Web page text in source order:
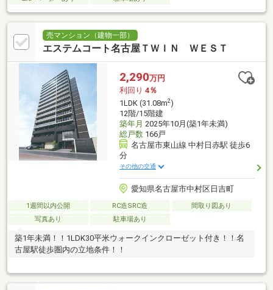
売マンション（建物一部）
エステムコート名古屋ＴＷＩＮ ＷＥＳＴ
2,290万円
利回り 4％
1LDK (31.08m2)
12階/15階建
築年月 2025年10月(築1年未満)
総戸数166戸
名古屋市東山線 中村日赤駅 徒歩6
分
その他の交通
愛知県名古屋市中村区日吉町
1週間以内公開 RC造SRC造
間取り図あり
写真あり
駐車場あり
築1年未満！！1LDK30平米ウォークインクローゼット付き！！名
古屋駅徒歩圏内の立地条件！！